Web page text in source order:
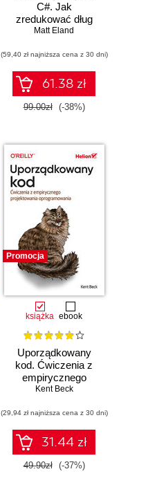
C#. Jak
zredukować dług
techniczny i
z Visual Studio,
.NET 8 i C# 12
Matt Eland
(59,40 zł najniższa cena z 30 dni)
61.38 zł
99.00zł (-38%)
Promocja
książka ebook
Uporządkowany
kod. Ćwiczenia z
empirycznego
projektowania
Kent Beck
(29,94 zł najniższa cena z 30 dni)
31.44 zł
49.90zł (-37%)